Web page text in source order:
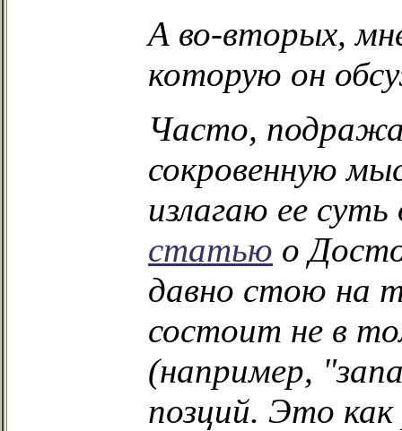
А во-вторых,
которую он
Часто,
сокровенную
излагаю ее
статью о
давно стою на
состоит не в
(например,
позций. Это